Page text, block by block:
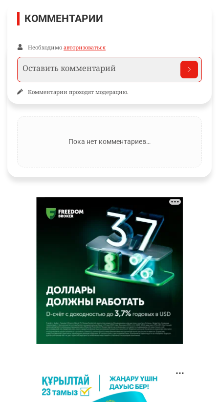
КОММЕНТАРИИ
Необходимо авторизоваться
Комментарии проходят модерацию.
Пока нет комментариев…